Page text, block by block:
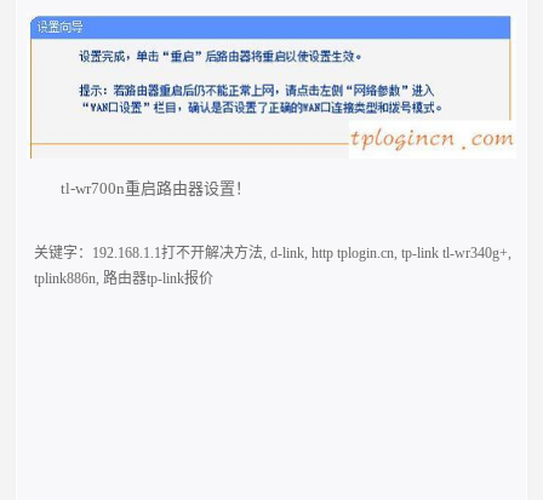
tl-wr700n重启路由器设置！
关键字： 192.168.1.1打不开解决方法 ,d-link ,http tplogin.cn ,tp-link tl-wr340g+
tplink886n 路由器tp-link报价